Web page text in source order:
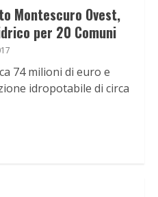
Montescuro Ovest,
per 20 Comuni
74 milioni di euro e
idropotabile di circa